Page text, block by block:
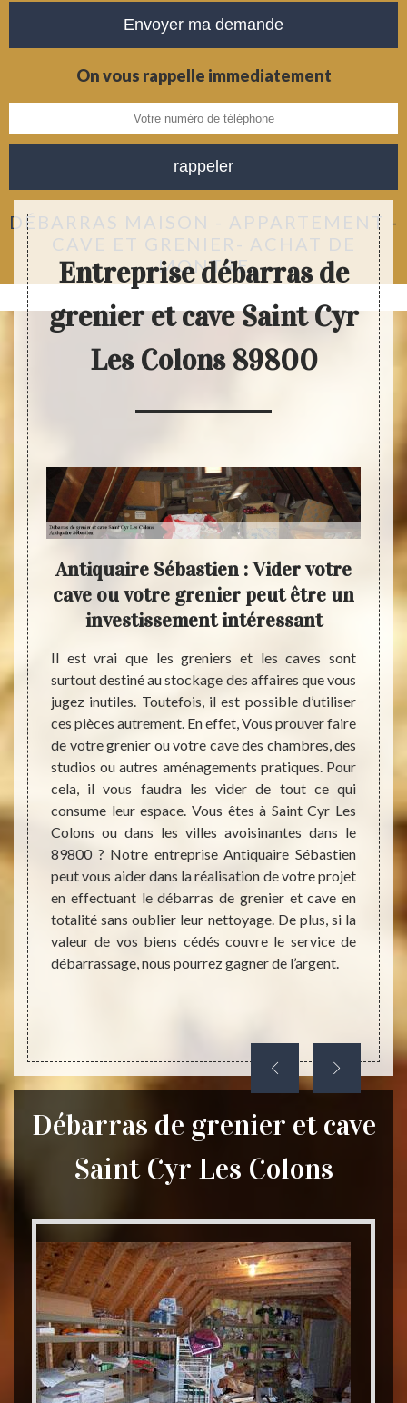
On vous rappelle immediatement
DÉBARRAS MAISON - APPARTEMENT -
CAVE ET GRENIER- ACHAT DE
MONTRE
Entreprise débarras de
grenier et cave Saint Cyr
Les Colons 89800
et
le
ne
sont
à
est
Antiquaire Sébastien : Vider votre
cave ou votre grenier peut être un
investissement intéressant
Il est vrai que les greniers et les caves sont
surtout destiné au stockage des affaires que vous
jugez inutiles. Toutefois, il est possible d’utiliser
ces pièces autrement. En effet, Vous prouver faire
de votre grenier ou votre cave des chambres, des
studios ou autres aménagements pratiques. Pour
cela, il vous faudra les vider de tout ce qui
consume leur espace. Vous êtes à Saint Cyr Les
Colons ou dans les villes avoisinantes dans le
89800 ? Notre entreprise Antiquaire Sébastien
peut vous aider dans la réalisation de votre projet
en effectuant le débarras de grenier et cave en
totalité sans oublier leur nettoyage. De plus, si la
valeur de vos biens cédés couvre le service de
débarrassage, nous pourrez gagner de l’argent.
pour
peut
ce
nous
défis.
Débarras de grenier et cave
Saint Cyr Les Colons